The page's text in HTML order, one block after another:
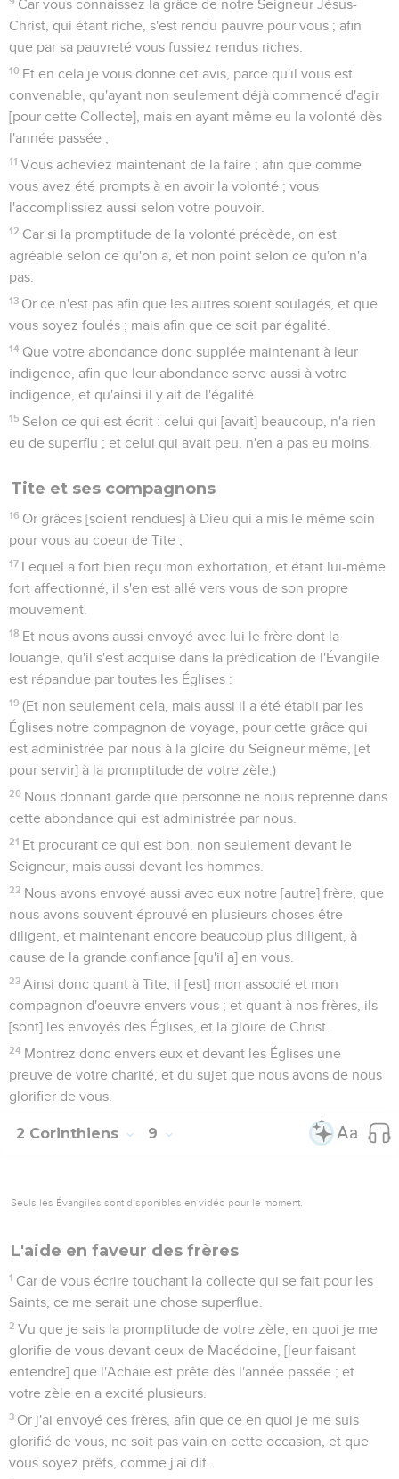
Car vous connaissez la grâce de notre Seigneur Jésus-
Christ, qui étant riche, s'est rendu pauvre pour vous ; afin
que par sa pauvreté vous fussiez rendus riches.
10 Et en cela je vous donne cet avis, parce qu'il vous est
convenable, qu'ayant non seulement déjà commencé d'agir
[pour cette Collecte], mais en ayant même eu la volonté dès
l'année passée ;
11 Vous acheviez maintenant de la faire ; afin que comme
vous avez été prompts à en avoir la volonté ; vous
l'accomplissiez aussi selon votre pouvoir.
12 Car si la promptitude de la volonté précède, on est
agréable selon ce qu'on a, et non point selon ce qu'on n'a
pas.
13 Or ce n'est pas afin que les autres soient soulagés, et que
vous soyez foulés ; mais afin que ce soit par égalité.
14 Que votre abondance donc supplée maintenant à leur
indigence, afin que leur abondance serve aussi à votre
indigence, et qu'ainsi il y ait de l'égalité.
15 Selon ce qui est écrit : celui qui [avait] beaucoup, n'a rien
eu de superflu ; et celui qui avait peu, n'en a pas eu moins.
Tite et ses compagnons
16 Or grâces [soient rendues] à Dieu qui a mis le même soin
pour vous au coeur de Tite ;
17 Lequel a fort bien reçu mon exhortation, et étant lui-même
fort affectionné, il s'en est allé vers vous de son propre
mouvement.
18 Et nous avons aussi envoyé avec lui le frère dont la
louange, qu'il s'est acquise dans la prédication de l'Évangile
est répandue par toutes les Églises :
19 (Et non seulement cela, mais aussi il a été établi par les
Églises notre compagnon de voyage, pour cette grâce qui
est administrée par nous à la gloire du Seigneur même, [et
pour servir] à la promptitude de votre zèle.)
20 Nous donnant garde que personne ne nous reprenne dans
cette abondance qui est administrée par nous.
21 Et procurant ce qui est bon, non seulement devant le
Seigneur, mais aussi devant les hommes.
22 Nous avons envoyé aussi avec eux notre [autre] frère, que
nous avons souvent éprouvé en plusieurs choses être
diligent, et maintenant encore beaucoup plus diligent, à
cause de la grande confiance [qu'il a] en vous.
23 Ainsi donc quant à Tite, il [est] mon associé et mon
compagnon d'oeuvre envers vous ; et quant à nos frères, ils
[sont] les envoyés des Églises, et la gloire de Christ.
24 Montrez donc envers eux et devant les Églises une
preuve de votre charité, et du sujet que nous avons de nous
glorifier de vous.
2 Corinthiens 9
Seuls les Évangiles sont disponibles en vidéo pour le moment.
L'aide en faveur des frères
1 Car de vous écrire touchant la collecte qui se fait pour les
Saints, ce me serait une chose superflue.
2 Vu que je sais la promptitude de votre zèle, en quoi je me
glorifie de vous devant ceux de Macédoine, [leur faisant
entendre] que l'Achaïe est prête dès l'année passée ; et
votre zèle en a excité plusieurs.
3 Or j'ai envoyé ces frères, afin que ce en quoi je me suis
glorifié de vous, ne soit pas vain en cette occasion, et que
vous soyez prêts, comme j'ai dit.